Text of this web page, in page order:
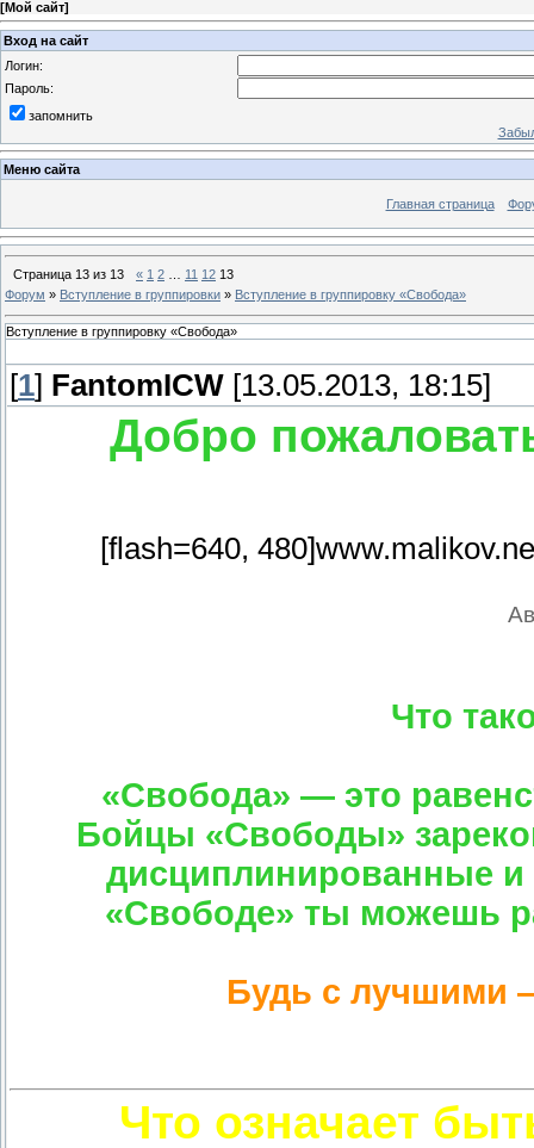
[Мой сайт]
Вход на сайт
Логин:
Пароль:
запомнить
Меню сайта
Главная страница
Страница 13 из 13 « 1 2 11 12 13
Форум » Вступление в группировки » Вступление в группировку «Свобода»
Вступление в группировку «Свобода»
[1] FantomICW [13.05.2013, 18:15]
Добро
[flash=640,
Что
«Свобода» — это
Бойцы «Свободы»
дисциплинированные
«Свободе» ты можешь
Будь с лучшими
Что означает